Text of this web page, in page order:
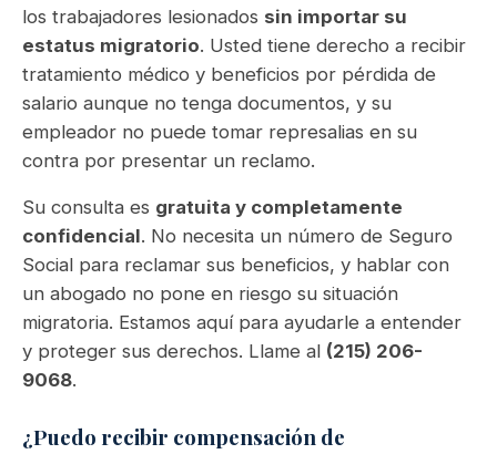
los trabajadores lesionados sin importar su
estatus migratorio. Usted tiene derecho a recibir
tratamiento médico y beneficios por pérdida de
salario aunque no tenga documentos, y su
empleador no puede tomar represalias en su
contra por presentar un reclamo.
Su consulta es gratuita y completamente
confidencial. No necesita un número de Seguro
Social para reclamar sus beneficios, y hablar con
un abogado no pone en riesgo su situación
migratoria. Estamos aquí para ayudarle a entender
y proteger sus derechos. Llame al (215) 206-
9068.
¿Puedo recibir compensación de